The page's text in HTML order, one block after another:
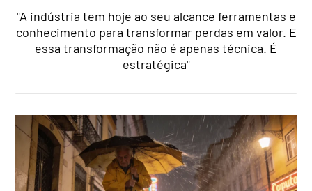
"A indústria tem hoje ao seu alcance ferramentas e
conhecimento para transformar perdas em valor. E
essa transformação não é apenas técnica. É
estratégica"